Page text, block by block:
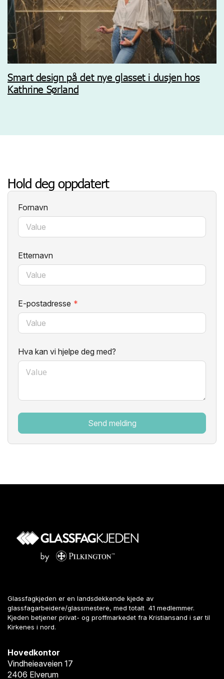
Smart design på det nye glasset i dusjen hos
Kathrine Sørland
Hold deg oppdatert
Fornavn
Etternavn
E-postadresse *
Hva kan vi hjelpe deg med?
Glassfagkjeden er en landsdekkende kjede av
glassfagarbeidere/glassmestere, med totalt 41 medlemmer.
Kjeden betjener privat- og proffmarkedet fra Kristiansand i sør til
Kirkenes i nord.
Hovedkontor
Vindheieaveien 17
2406 Elverum